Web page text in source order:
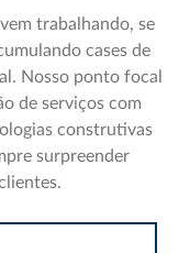
trabalhando, se
cases de
Nosso ponto focal
de serviços com
construtivas
surpreender